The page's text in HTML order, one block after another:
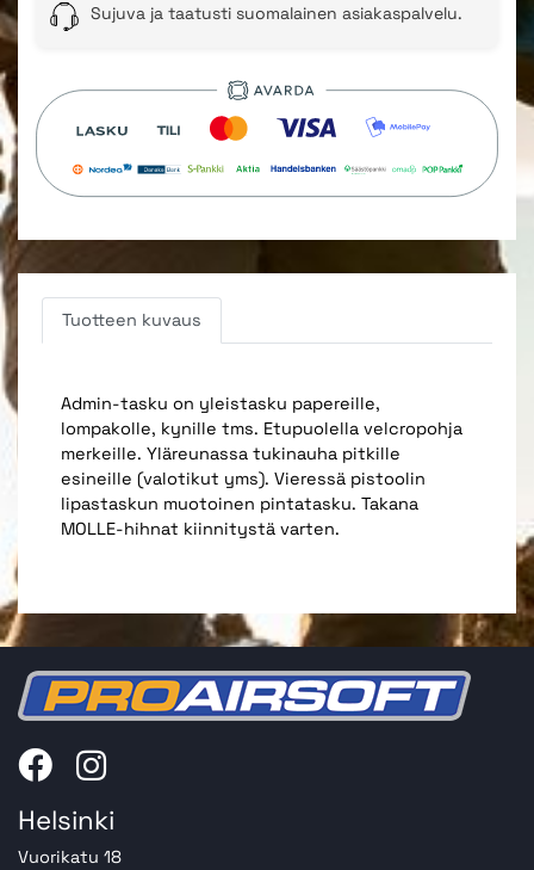
Sujuva ja taatusti suomalainen asiakaspalvelu.
Tuotteen kuvaus
Admin-tasku on yleistasku papereille,
lompakolle, kynille tms. Etupuolella velcropohja
merkeille. Yläreunassa tukinauha pitkille
esineille (valotikut yms). Vieressä pistoolin
lipastaskun muotoinen pintatasku. Takana
MOLLE-hihnat kiinnitystä varten.
Helsinki
Vuorikatu 18